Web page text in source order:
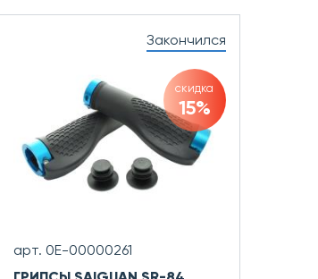
Закончился
скидка
15%
арт. 0Е-00000261